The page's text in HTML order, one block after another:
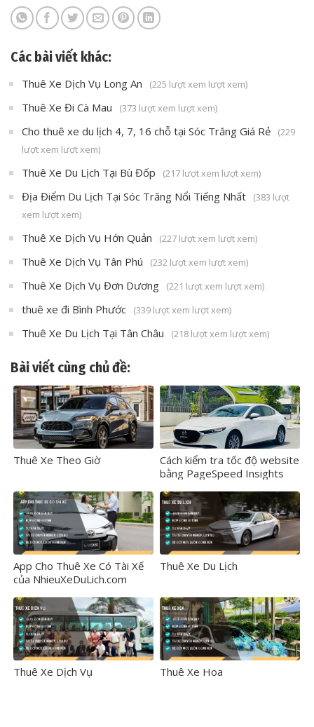
Các bài viết khác:
Thuê Xe Dịch Vụ Long An (225 lượt xem lượt xem)
Thuê Xe Đi Cà Mau (373 lượt xem lượt xem)
Cho thuê xe du lịch 4, 7, 16 chỗ tại Sóc Trăng Giá Rẻ
(229
lượt xem lượt xem)
Thuê Xe Du Lịch Tại Bù Đốp (217 lượt xem lượt xem)
Địa Điểm Du Lịch Tại Sóc Trăng Nổi Tiếng Nhất
(383 lượt
xem lượt xem)
Thuê Xe Dịch Vụ Hớn Quản (227 lượt xem lượt xem)
Thuê Xe Dịch Vụ Tân Phú (232 lượt xem lượt xem)
Thuê Xe Dịch Vụ Đơn Dương (221 lượt xem lượt xem)
thuê xe đi Bình Phước (339 lượt xem lượt xem)
Thuê Xe Du Lịch Tại Tân Châu (218 lượt xem lượt xem)
Bài viết cùng chủ đề:
Thuê Xe Theo Giờ
Cách kiểm tra tốc độ website
bằng PageSpeed Insights
App Cho Thuê Xe Có Tài Xế
của NhieuXeDuLich.com
Thuê Xe Du Lịch
Thuê Xe Dịch Vụ Thuê Xe Hoa